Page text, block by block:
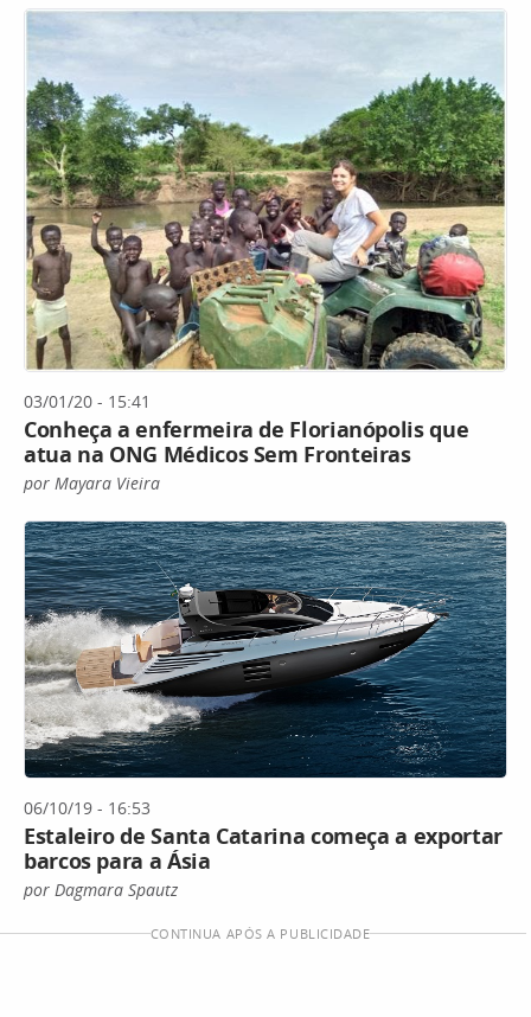
03/01/20 - 15:41
Conheça a enfermeira de Florianópolis que
atua na ONG Médicos Sem Fronteiras
por Mayara Vieira
06/10/19 - 16:53
Estaleiro de Santa Catarina começa a exportar
barcos para a Ásia
por Dagmara Spautz
CONTINUA APÓS A PUBLICIDADE